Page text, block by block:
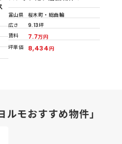
富山県
桜木町・総曲輪
広さ
9.13坪
賃料
7.7万円
坪単価
8,434円
ルモおすすめ物件」